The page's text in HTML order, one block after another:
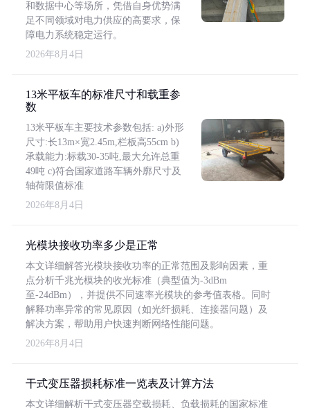
和数据中心等场所，凭借自身优势满
足不同领域对电力供应的高要求，保
障电力系统稳定运行。
2026年8月4日
13米平板车的标准尺寸和载重参
数
13米平板车主要技术参数包括: a)外形
尺寸:长13m×宽2.45m,栏板高55cm b)
承载能力:标载30-35吨,最大允许总重
49吨 c)符合国家道路车辆外廓尺寸及
轴荷限值标准
2026年8月4日
光模块接收功率多少是正常
本文详细解答光模块接收功率的正常范围及影响因素，重
点分析千兆光模块的收光标准（典型值为-3dBm
至-24dBm），并提供不同速率光模块的参考值表格。同时
解释功率异常的常见原因（如光纤损耗、连接器问题）及
解决方案，帮助用户快速判断网络性能问题。
2026年8月4日
干式变压器损耗标准一览表及计算方法
本文详细解析干式变压器空载损耗、负载损耗的国家标准